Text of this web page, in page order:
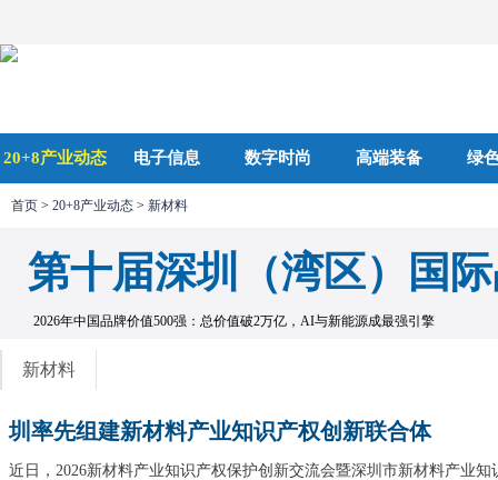
20+8产业动态 电子信息 数字时尚 高端装备 绿
首页 > 20+8产业动态 > 新材料
第十届深圳（湾区）国
2026年中国品牌价值500强：总价值破2万亿，AI与新能源成最强引擎
新材料
圳率先组建新材料产业知识产权创新联合体
近日，2026新材料产业知识产权保护创新交流会暨深圳市新材料产业